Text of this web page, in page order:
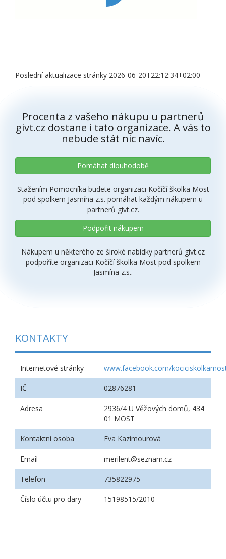
Poslední aktualizace stránky 2026-06-20T22:12:34+02:00
Procenta z vašeho nákupu u partnerů
givt.cz dostane i tato organizace. A vás to
nebude stát nic navíc.
Pomáhat dlouhodobě
Stažením Pomocníka budete organizaci Kočíčí školka Most
pod spolkem Jasmína z.s. pomáhat každým nákupem u
partnerů givt.cz.
Podpořit nákupem
Nákupem u některého ze široké nabídky partnerů givt.cz
podpoříte organizaci Kočíčí školka Most pod spolkem
Jasmína z.s..
KONTAKTY
Internetové stránky www.facebook.com/
IČ 02876281
Adresa
2936/4 U Věžových domů, 434
01 MOST
Kontaktní osoba Eva Kazimourová
Email merilent@seznam.cz
Telefon 735822975
Číslo účtu pro dary 15198515/2010